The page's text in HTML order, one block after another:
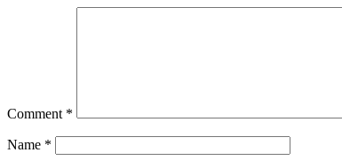
Comment *
Name *